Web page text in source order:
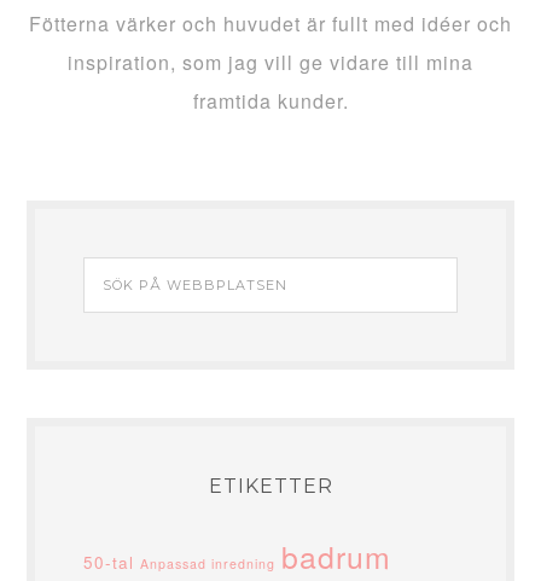
Fötterna värker och huvudet är fullt med idéer och
inspiration, som jag vill ge vidare till mina
framtida kunder.
ETIKETTER
50-tal Anpassad inredning badrum